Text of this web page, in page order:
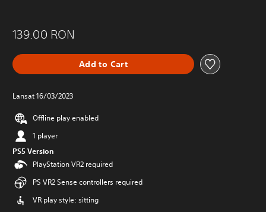
139.00 RON
Add to Cart
Lansat 16/03/2023
Offline play enabled
1 player
PS5 Version
PlayStation VR2 required
PS VR2 Sense controllers required
VR play style: sitting